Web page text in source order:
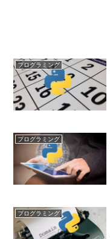
プログラミング
プログラミング
プログラミング